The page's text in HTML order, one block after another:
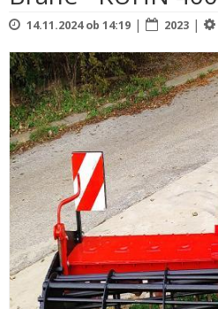
14.11.2024 ob 14:19 | 2023 |